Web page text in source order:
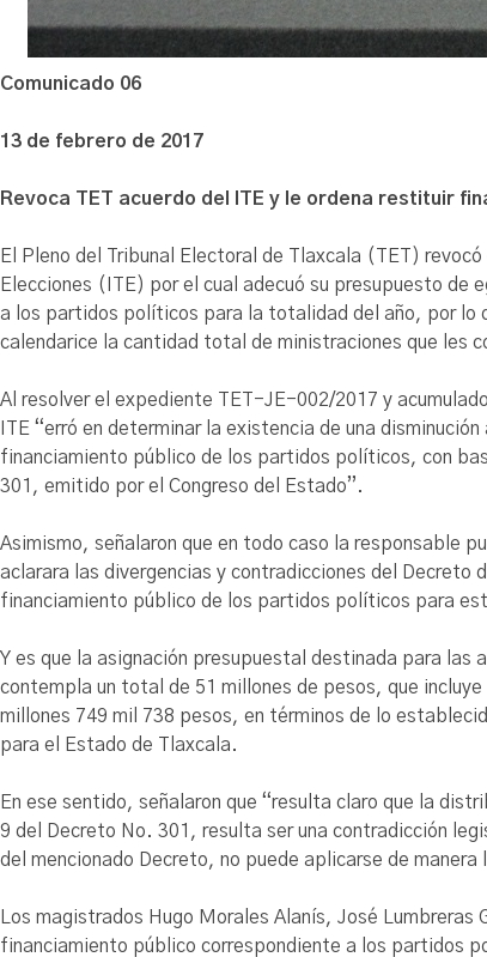
Comunicado 06
13 de febrero de 2017
Revoca TET acuerdo del ITE y le ordena restituir
El Pleno del Tribunal Electoral de Tlaxcala (TET)
Elecciones (ITE) por el cual adecuó su presupuesto de
a los partidos políticos para la totalidad del año, por lo
calendarice la cantidad total de ministraciones que les
Al resolver el expediente TET-JE-002/2017 y
ITE “erró en determinar la existencia de una
financiamiento público de los partidos políticos, con
301, emitido por el Congreso del Estado”.
Asimismo, señalaron que en todo caso la responsable
aclarara las divergencias y contradicciones del Decreto
financiamiento público de los partidos políticos para
Y es que la asignación presupuestal destinada para
contempla un total de 51 millones de pesos, que
millones 749 mil 738 pesos, en términos de lo
para el Estado de Tlaxcala.
En ese sentido, señalaron que “resulta claro que la
9 del Decreto No. 301, resulta ser una contradicción
del mencionado Decreto, no puede aplicarse de manera
Los magistrados Hugo Morales Alanís, José Lumbreras
financiamiento público correspondiente a los partidos